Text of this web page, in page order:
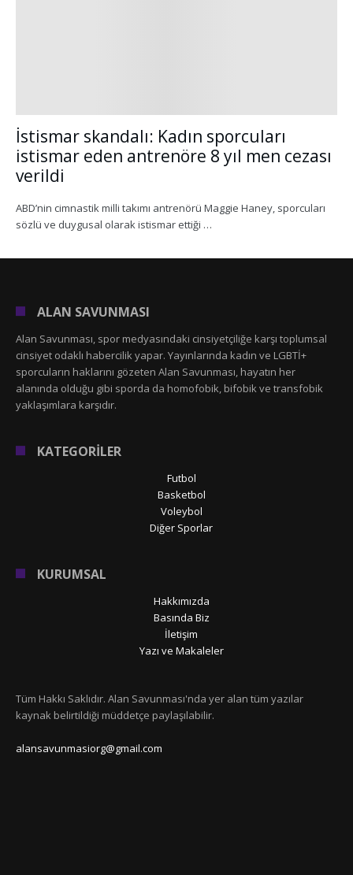
İstismar skandalı: Kadın sporcuları
istismar eden antrenöre 8 yıl men cezası
verildi
ABD’nin cimnastik milli takımı antrenörü Maggie Haney, sporcuları
sözlü ve duygusal olarak istismar ettiği …
ALAN SAVUNMASI
Alan Savunması, spor medyasındaki cinsiyetçiliğe karşı toplumsal
cinsiyet odaklı habercilik yapar. Yayınlarında kadın ve LGBTİ+
sporcuların haklarını gözeten Alan Savunması, hayatın her
alanında olduğu gibi sporda da homofobik, bifobik ve transfobik
yaklaşımlara karşıdır.
KATEGORİLER
Futbol
Basketbol
Voleybol
Diğer Sporlar
KURUMSAL
Hakkımızda
Basında Biz
İletişim
Yazı ve Makaleler
Tüm Hakkı Saklıdır. Alan Savunması'nda yer alan tüm yazılar
kaynak belirtildiği müddetçe paylaşılabilir.
alansavunmasiorg@gmail.com